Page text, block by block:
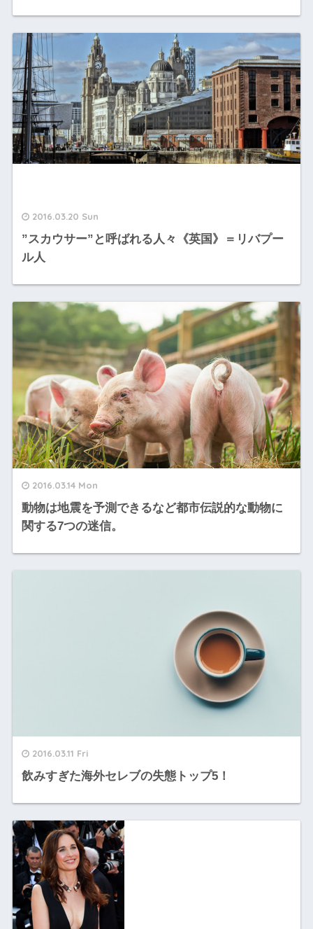
2016.03.20 Sun
”スカウサー”と呼ばれる人々《英国》＝リバプー
ル人
2016.03.14 Mon
動物は地震を予測できるなど都市伝説的な動物に
関する7つの迷信。
2016.03.11 Fri
飲みすぎた海外セレブの失態トップ5！